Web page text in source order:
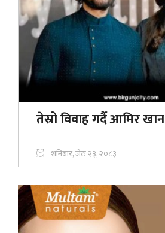
तेस्रो विवाह गर्दै आमिर खान
शनिबार, जेठ २३, २०८३